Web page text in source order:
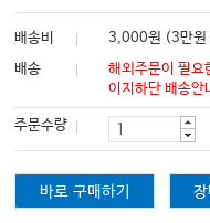
배송비
3,000원 (3만원
배송
해외주문이 필
이지하단 배송안
주문수량
바로 구매하기